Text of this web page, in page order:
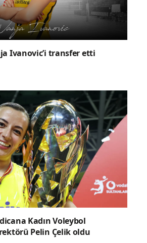
Ivanovic’i transfer etti
Kadın Voleybol
Pelin Çelik oldu